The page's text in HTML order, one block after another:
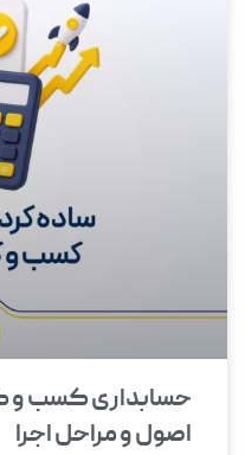
حسابداری کسب و
اصول و مراحل اجرا